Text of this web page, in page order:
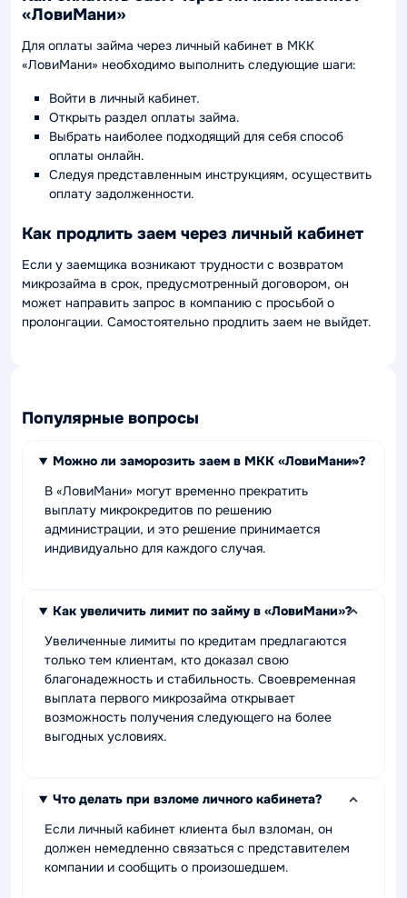
«ЛовиМани»
Для оплаты займа через личный кабинет в МКК
«ЛовиМани» необходимо выполнить следующие шаги:
Войти в личный кабинет.
Открыть раздел оплаты займа.
Выбрать наиболее подходящий для себя способ
оплаты онлайн.
Следуя представленным инструкциям, осуществить
оплату задолженности.
Как продлить заем через личный кабинет
Если у заемщика возникают трудности с возвратом
микрозайма в срок, предусмотренный договором, он
может направить запрос в компанию с просьбой о
пролонгации. Самостоятельно продлить заем не выйдет.
Популярные вопросы
Можно ли заморозить заем в МКК «ЛовиМани»?
В «ЛовиМани» могут временно прекратить
выплату микрокредитов по решению
администрации, и это решение принимается
индивидуально для каждого случая.
Как увеличить лимит по займу в «ЛовиМани»?
Увеличенные лимиты по кредитам предлагаются
только тем клиентам, кто доказал свою
благонадежность и стабильность. Своевременная
выплата первого микрозайма открывает
возможность получения следующего на более
выгодных условиях.
Что делать при взломе личного кабинета?
Если личный кабинет клиента был взломан, он
должен немедленно связаться с представителем
компании и сообщить о произошедшем.